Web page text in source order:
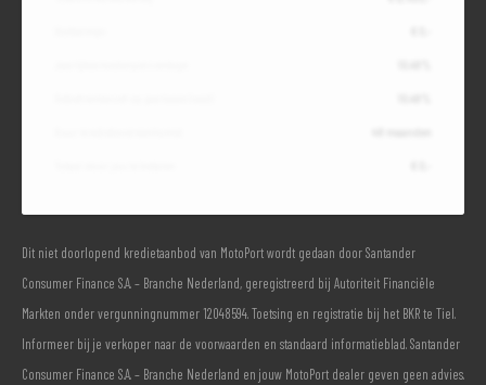
Dit niet doorlopend kredietaanbod van MotoPort wordt gedaan door Santander
Consumer Finance S.A. – Branche Nederland, geregistreerd bij Autoriteit Financiële
Markten onder vergunningnummer 12048594. Toetsing en registratie bij het BKR te Tiel.
Informeer bij je verkoper naar de voorwaarden en standaard informatieblad. Santander
Consumer Finance S.A. – Branche Nederland en jouw MotoPort dealer geven geen advies.